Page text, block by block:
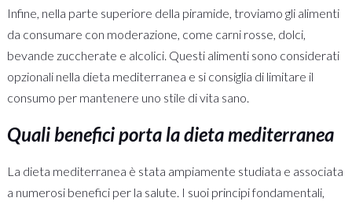
Infine, nella parte superiore della piramide, troviamo gli alimenti
da consumare con moderazione, come carni rosse, dolci,
bevande zuccherate e alcolici. Questi alimenti sono considerati
opzionali nella dieta mediterranea e si consiglia di limitare il
consumo per mantenere uno stile di vita sano.
Quali benefici porta la dieta mediterranea
La dieta mediterranea è stata ampiamente studiata e associata
a numerosi benefici per la salute. I suoi principi fondamentali,